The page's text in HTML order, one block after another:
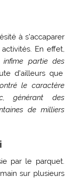
à s’accaparer
En effet,
infime partie des
d’ailleurs que
le caractère
générant des
de milliers
par le parquet.
sur plusieurs